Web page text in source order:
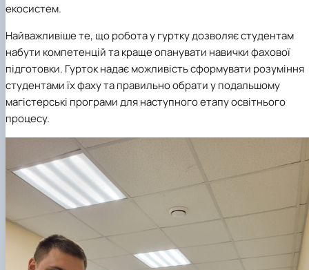
екосистем.
Найважливіше те, що робота у гуртку дозволяє студентам
набути компетенцій та краще опанувати навички фахової
підготовки. Гурток надає можливість сформувати розуміння
студентами їх фаху та правильно обрати у подальшому
магістерські програми для наступного етапу освітнього
процесу.